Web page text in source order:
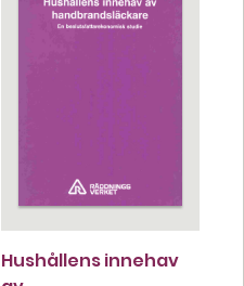
Hushållens innehav